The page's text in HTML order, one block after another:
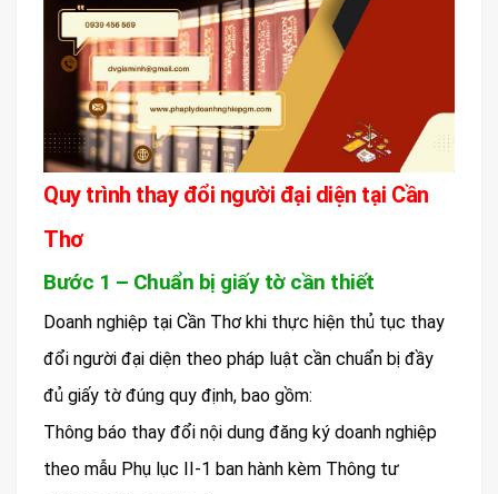
Quy trình thay đổi người đại diện tại Cần
Thơ
Bước 1 – Chuẩn bị giấy tờ cần thiết
Doanh nghiệp tại Cần Thơ khi thực hiện thủ tục thay
đổi người đại diện theo pháp luật cần chuẩn bị đầy
đủ giấy tờ đúng quy định, bao gồm:
Thông báo thay đổi nội dung đăng ký doanh nghiệp
theo mẫu Phụ lục II-1 ban hành kèm Thông tư